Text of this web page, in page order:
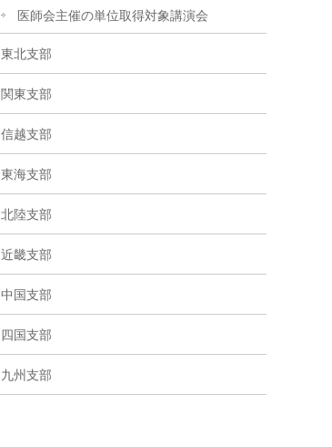
医師会主催の単位取得対象講演会
東北支部
関東支部
信越支部
東海支部
北陸支部
近畿支部
中国支部
四国支部
九州支部